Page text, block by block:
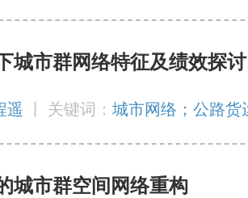
城市群网络特征及绩效探讨
遥 关键词：城市网络；公路货
城市群空间网络重构